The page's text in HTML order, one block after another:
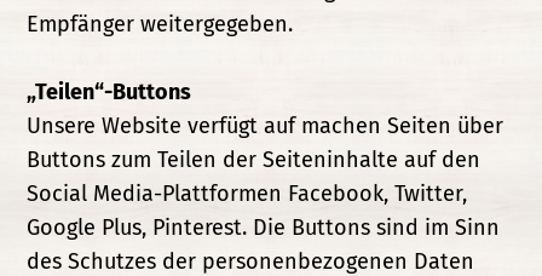
Empfänger weitergegeben.
„Teilen“-Buttons
Unsere Website verfügt auf machen Seiten über
Buttons zum Teilen der Seiteninhalte auf den
Social Media-Plattformen Facebook, Twitter,
Google Plus, Pinterest. Die Buttons sind im Sinn
des Schutzes der personenbezogenen Daten